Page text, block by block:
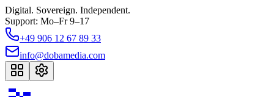
Digital. Sovereign. Independent.
Support: Mo–Fr 9–17
+49 906 12 67 89 33
info@dobamedia.com